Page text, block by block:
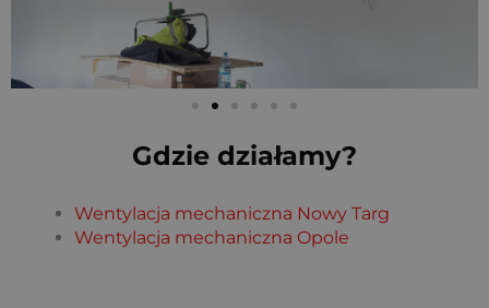
Gdzie działamy?
Wentylacja mechaniczna Nowy Targ
Wentylacja mechaniczna Opole